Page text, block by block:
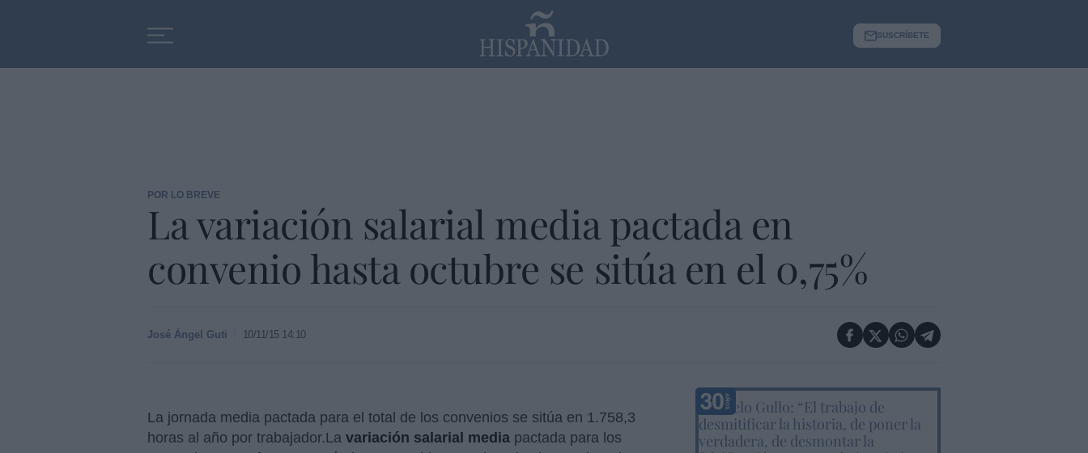
SUSCRÍBETE
POR LO BREVE
La variación salarial media pactada en
convenio hasta octubre se sitúa en el 0,75%
José Ángel Guti 10/11/15 14:10
La jornada media pactada para el total de los convenios se sitúa en 1.758,3
horas al año por trabajador.La variación salarial media pactada para los
Marcelo Gullo: “El trabajo de
desmitificar la historia, de poner la
verdadera, de desmontar la